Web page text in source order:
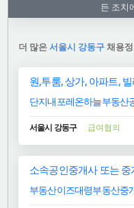
든 조치
더 많은서울시 강동구채용
원,투룸, 상가, 아파트,
단지내포레온하늘부동산
서울시 강동구 급여협의
소속공인중개사 또는
부동산이즈대령부동산중